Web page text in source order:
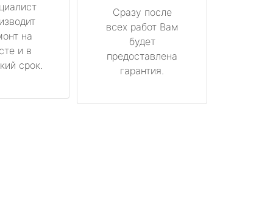
на
и в
срок.
Сразу после
всех работ Вам
будет
предоставлена
гарантия.